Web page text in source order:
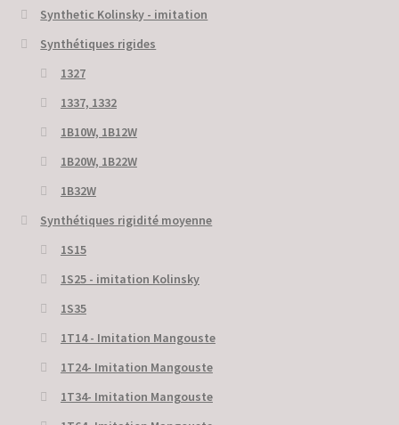
Synthetic Kolinsky - imitation
Synthétiques rigides
1327
1337, 1332
1B10W, 1B12W
1B20W, 1B22W
1B32W
Synthétiques rigidité moyenne
1S15
1S25 - imitation Kolinsky
1S35
1T14 - Imitation Mangouste
1T24- Imitation Mangouste
1T34- Imitation Mangouste